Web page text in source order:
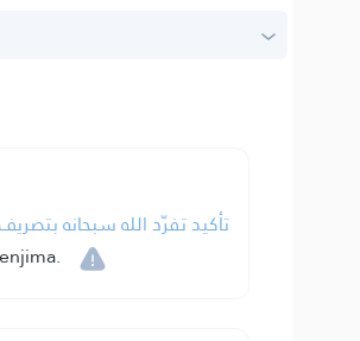
تأكيد تفرّد الله سبحانه